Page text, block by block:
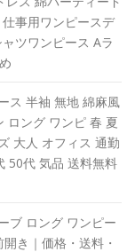
事用ワンピースデ
ツワンピース Aラ
ス 半袖 無地 綿麻風
ロング ワンピ 春 夏
大人 オフィス 通勤
50代 気品 送料無料
ブ ロング ワンピー
き｜価格・送料・